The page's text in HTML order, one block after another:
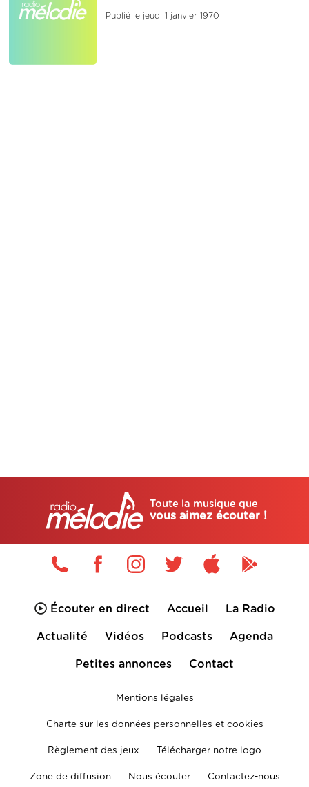
Publié le jeudi 1 janvier 1970
Toute la musique que
vous aimez écouter !
Écouter en direct Accueil La Radio
Actualité Vidéos Podcasts Agenda
Petites annonces Contact
Mentions légales
Charte sur les données personnelles et cookies
Règlement des jeux Télécharger notre logo
Zone de diffusion Nous écouter Contactez-nous